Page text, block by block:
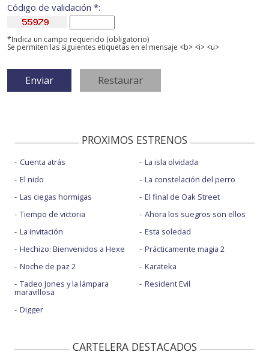
Código de validación *:
*Indica un campo requerido (obligatorio)
Se permiten las siguientes etiquetas en el mensaje <b> <i> <u>
PROXIMOS ESTRENOS
Cuenta atrás
El nido
Las ciegas hormigas
Tiempo de victoria
La invitación
Hechizo: Bienvenidos a Hexe
Noche de paz 2
Tadeo Jones y la lámpara
maravillosa
Digger
La isla olvidada
La constelación del perro
El final de Oak Street
Ahora los suegros son ellos
Esta soledad
Prácticamente magia 2
Karateka
Resident Evil
CARTELERA DESTACADOS